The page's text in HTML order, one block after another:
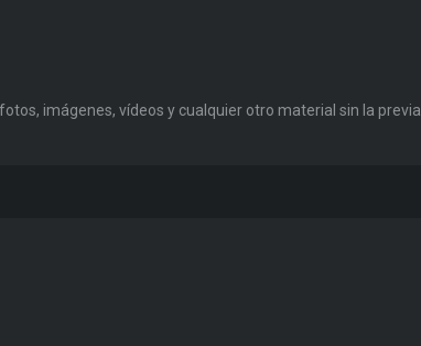
imágenes, vídeos y cualquier otro material sin la previa